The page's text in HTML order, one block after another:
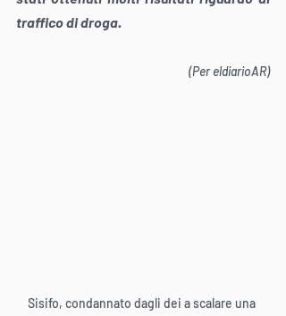
traffico di droga.
(Per eldiarioAR)
Sisifo, condannato dagli dei a scalare una